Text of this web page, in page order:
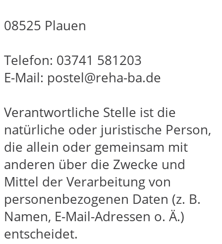
08525 Plauen
Telefon: 03741 581203
E-Mail: postel@reha-ba.de
Verantwortliche Stelle ist die
natürliche oder juristische Person,
die allein oder gemeinsam mit
anderen über die Zwecke und
Mittel der Verarbeitung von
personenbezogenen Daten (z. B.
Namen, E-Mail-Adressen o. Ä.)
entscheidet.